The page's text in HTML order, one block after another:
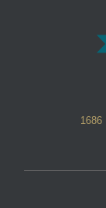
1686